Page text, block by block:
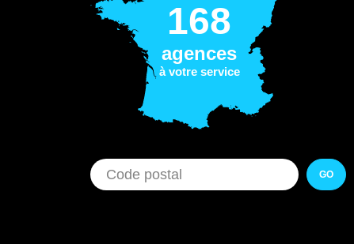
168
agences
à votre service
GO